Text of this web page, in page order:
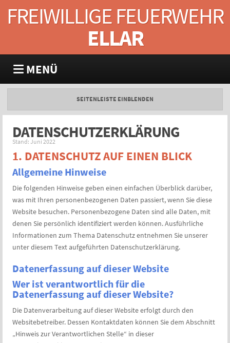
FREIWILLIGE FEUERWEHR
ELLAR
MENÜ
SEITENLEISTE EINBLENDEN
DATENSCHUTZERKLÄRUNG
Stand: Juni 2022
1. DATENSCHUTZ AUF EINEN BLICK
Allgemeine Hinweise
Die folgenden Hinweise geben einen einfachen Überblick darüber,
was mit Ihren personenbezogenen Daten passiert, wenn Sie diese
Website besuchen. Personenbezogene Daten sind alle Daten, mit
denen Sie persönlich identifiziert werden können. Ausführliche
Informationen zum Thema Datenschutz entnehmen Sie unserer
unter diesem Text aufgeführten Datenschutzerklärung.
Datenerfassung auf dieser Website
Wer ist verantwortlich für die
Datenerfassung auf dieser Website?
Die Datenverarbeitung auf dieser Website erfolgt durch den
Websitebetreiber. Dessen Kontaktdaten können Sie dem Abschnitt
„Hinweis zur Verantwortlichen Stelle“ in dieser